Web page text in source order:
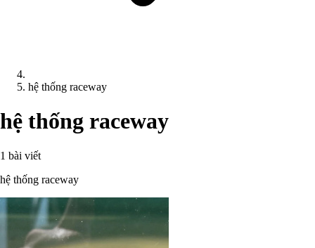
hệ thống raceway
hệ thống raceway
1 bài viết
hệ thống raceway